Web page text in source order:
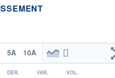
5A 10A
DER. VAR. VOL.